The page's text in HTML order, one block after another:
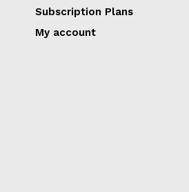
Subscription Plans
My account